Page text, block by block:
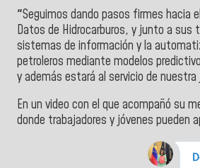
"Seguimos dando pasos firmes hacia
Datos de Hidrocarburos, y junto a sus
sistemas de información y la
petroleros mediante modelos
y además estará al servicio de
En un video con el que acompañó su
donde trabajadores y jóvenes pueden